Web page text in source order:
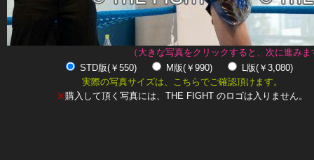
（大きな写真をクリックすると、次に進みま
STD版(￥550)
M版(￥990)
L版(￥3,080)
実際の写真サイズは、こちらでご確認頂けます。
※購入して頂く写真には、THE FIGHT のロゴは入りません。